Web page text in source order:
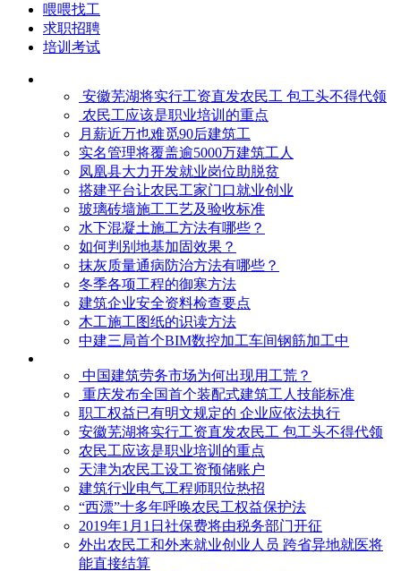
喂喂找工
求职招聘
培训考试
安徽芜湖将实行工资直发农民工 包工头不得代领
农民工应该是职业培训的重点
月薪近万也难觅90后建筑工
实名管理将覆盖逾5000万建筑工人
凤凰县大力开发就业岗位助脱贫
搭建平台让农民工家门口就业创业
玻璃砖墙施工工艺及验收标准
水下混凝土施工方法有哪些？
如何判别地基加固效果？
抹灰质量通病防治方法有哪些？
冬季各项工程的御寒​方法
建筑企业安全资料检查要点
木工施工图纸的识读方法
中建三局首个BIM数控加工车间钢筋加工中
中国建筑劳务市场为何出现用工荒？
重庆发布全国首个装配式建筑工人技能标准
职工权益已有明文规定的 企业应依法执行
安徽芜湖将实行工资直发农民工 包工头不得代领
农民工应该是职业培训的重点
天津为农民工设工资预储账户
建筑行业电气工程师职位热招
“西漂”十多年呼唤农民工权益保护法
2019年1月1日社保费将由税务部门开征
外出农民工和外来就业创业人员 跨省异地就医将
能直接结算